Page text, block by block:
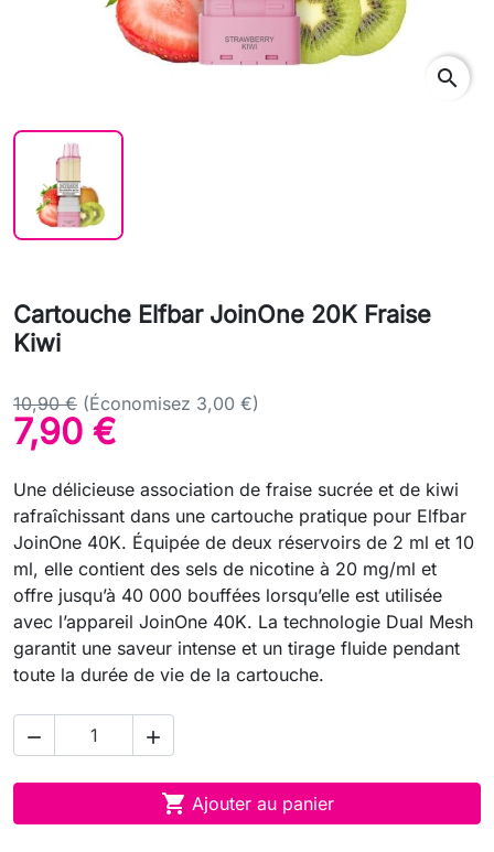
search
Cartouche Elfbar JoinOne 20K Fraise
Kiwi
10,90 € (Économisez 3,00 €)
7,90 €
Une délicieuse association de fraise sucrée et de kiwi
rafraîchissant dans une cartouche pratique pour Elfbar
JoinOne 40K. Équipée de deux réservoirs de 2 ml et 10
ml, elle contient des sels de nicotine à 20 mg/ml et
offre jusqu’à 40 000 bouffées lorsqu’elle est utilisée
avec l’appareil JoinOne 40K. La technologie Dual Mesh
garantit une saveur intense et un tirage fluide pendant
toute la durée de vie de la cartouche.
 
 Ajouter au panier